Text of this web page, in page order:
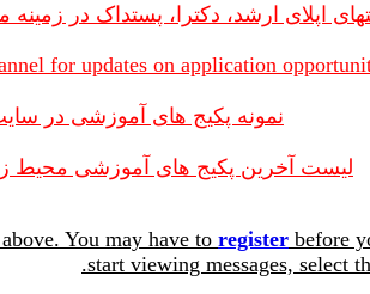
اپلای ارشد، دکترا، پستداک در
for updates on application
نمونه پکیج های آموزشی در
لیست آخرین پکیج های آموزشی محیط
You may have to register before
start viewing messages, select